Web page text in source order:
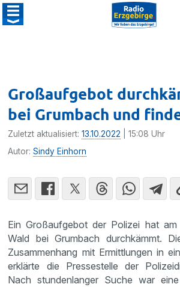
Großaufgebot
bei Grumbach und
Zuletzt aktualisiert:13.10.2022 | 15:08 Uhr
Autor:Sindy Einhorn
Ein Großaufgebot der Polizei hat am
Wald bei Grumbach durchkämmt.
Zusammenhang mit Ermittlungen in
erklärte die Pressestelle der
Nach stundenlanger Suche war